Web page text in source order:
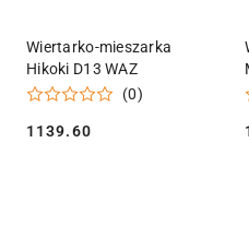
Wiertarko-mieszarka
Hikoki D13 WAZ
(0)
Cena:
1139.60
DODAJ DO KOSZYKA